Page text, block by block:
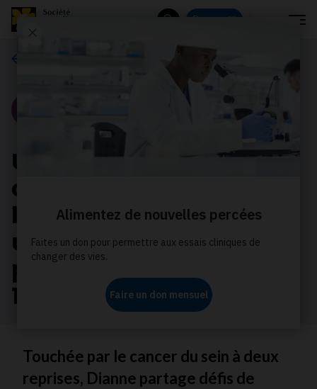
Donnez
Une survivante du
cancer du sein partage
les défis de jongler avec
un cancer en pleine
pandémie de la COVID-
19
Touchée par le cancer du sein à deux
reprises, Dianne partage défis de